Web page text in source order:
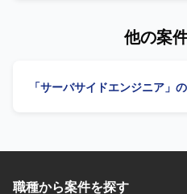
アルタイム制御に関する知見を
いた設計やドキュメント作成
整を行いつつ推進していける
発の上流から試験まで一貫し
ツール利用経験を活かしなが
他の案
「サーバサイドエンジニア」
職種から案件を探す